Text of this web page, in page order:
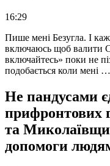
16:29
Пише мені Безугла. І
включаюсь щоб валити
включайтесь» поки не
подобається коли мені …
Не пандусами
прифронтових
та
допомоги